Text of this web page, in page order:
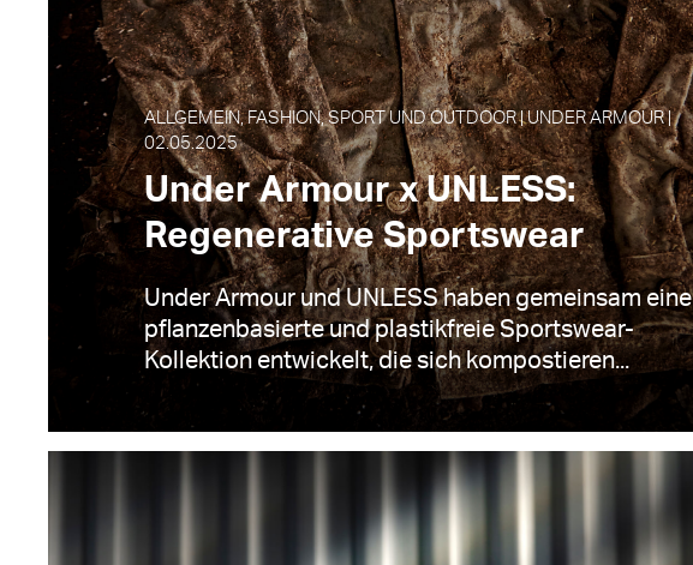
ALLGEMEIN, FASHION, SPORT UND OUTDOOR | UNDER ARMOUR |
02.05.2025
Under Armour x UNLESS:
Regenerative Sportswear
Under Armour und UNLESS haben gemeinsam eine
pflanzenbasierte und plastikfreie Sportswear-
Kollektion entwickelt, die sich kompostieren...